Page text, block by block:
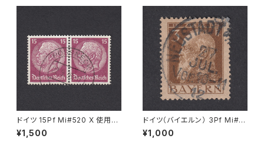
ドイツ 15Pf Mi#520 X 使用済
み切手｜PÖSSNECK 22.9.19
36
¥1,500
ドイツ（バイエルン） 3Pf Mi#7
6 使用済み切手｜NEUSTADT
27.JUL.1912
¥1,000